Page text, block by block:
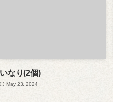
いなり(2個)
May 23, 2024